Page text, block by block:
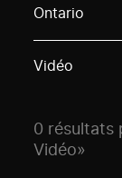
Ontario
Vidéo
0 résultats
Vidéo»